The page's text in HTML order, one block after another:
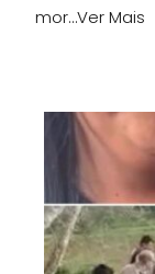
mor…Ver Mais